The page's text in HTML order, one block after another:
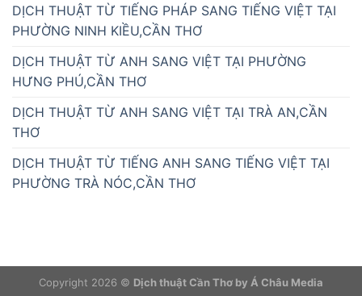
DỊCH THUẬT TỪ TIẾNG PHÁP SANG TIẾNG VIỆT TẠI
PHƯỜNG NINH KIỀU,CẦN THƠ
DỊCH THUẬT TỪ ANH SANG VIỆT TẠI PHƯỜNG
HƯNG PHÚ,CẦN THƠ
DỊCH THUẬT TỪ ANH SANG VIỆT TẠI TRÀ AN,CẦN
THƠ
DỊCH THUẬT TỪ TIẾNG ANH SANG TIẾNG VIỆT TẠI
PHƯỜNG TRÀ NÓC,CẦN THƠ
Copyright 2026 © Dịch thuật Cần Thơ by Á Châu Media